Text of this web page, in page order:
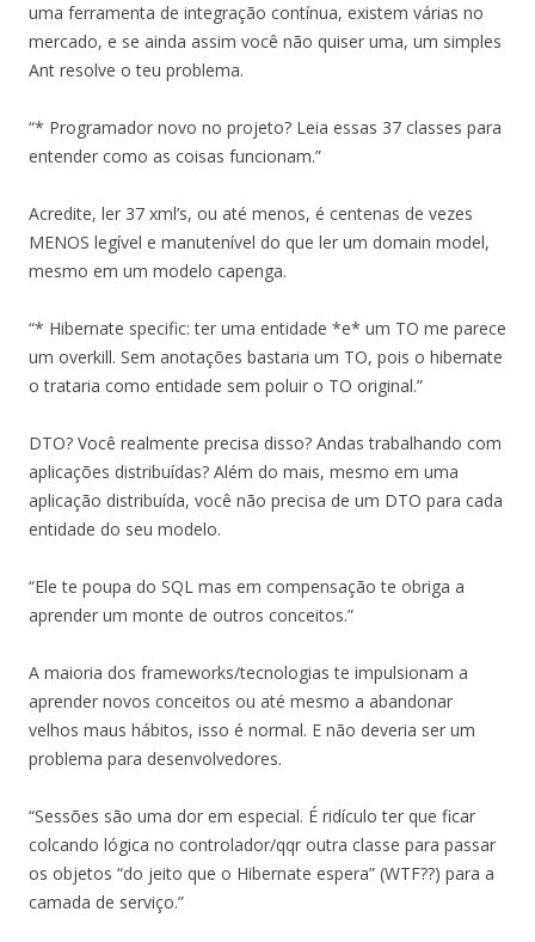
uma ferramenta de integração contínua, existem várias no
mercado, e se ainda assim você não quiser uma, um simples
Ant resolve o teu problema.
“* Programador novo no projeto? Leia essas 37 classes para
entender como as coisas funcionam.”
Acredite, ler 37 xml’s, ou até menos, é centenas de vezes
MENOS legível e manutenível do que ler um domain model,
mesmo em um modelo capenga.
“* Hibernate specific: ter uma entidade *e* um TO me parece
um overkill. Sem anotações bastaria um TO, pois o hibernate
o trataria como entidade sem poluir o TO original.”
DTO? Você realmente precisa disso? Andas trabalhando com
aplicações distribuídas? Além do mais, mesmo em uma
aplicação distribuída, você não precisa de um DTO para cada
entidade do seu modelo.
“Ele te poupa do SQL mas em compensação te obriga a
aprender um monte de outros conceitos.”
A maioria dos frameworks/tecnologias te impulsionam a
aprender novos conceitos ou até mesmo a abandonar
velhos maus hábitos, isso é normal. E não deveria ser um
problema para desenvolvedores.
“Sessões são uma dor em especial. É ridículo ter que ficar
colcando lógica no controlador/qqr outra classe para passar
os objetos “do jeito que o Hibernate espera” (WTF??) para a
camada de serviço.”